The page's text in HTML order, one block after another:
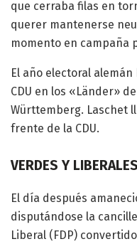
que cerraba filas en
querer mantenerse
momento en campaña
El año electoral
CDU en los «Länder»
Württemberg. Laschet
frente de la CDU.
VERDES Y
El día después
disputándose la
Liberal (FDP)